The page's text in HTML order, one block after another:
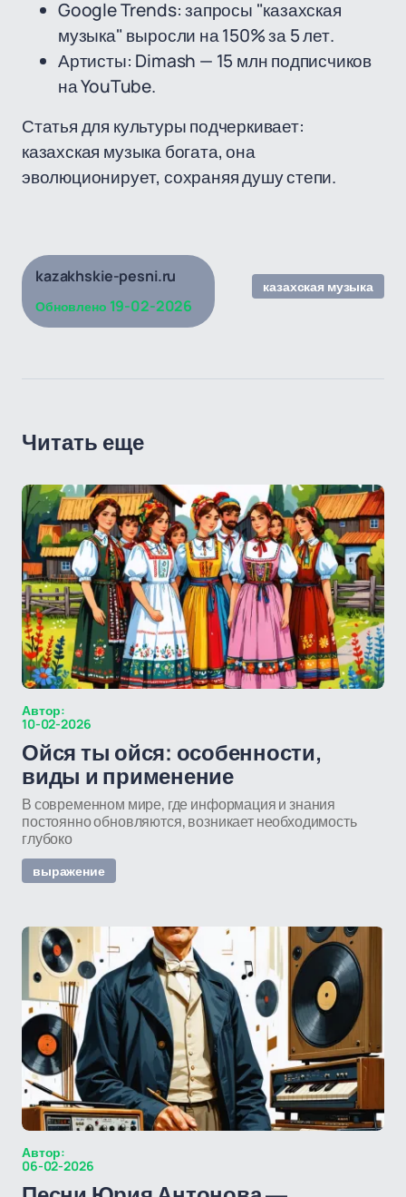
Google Trends: запросы "казахская
музыка" выросли на 150% за 5 лет.
Артисты: Dimash — 15 млн подписчиков
на YouTube.
Статья для культуры подчеркивает:
казахская музыка богата, она
эволюционирует, сохраняя душу степи.
kazakhskie-pesni.ru
Обновлено 19-02-2026
казахская музыка
Читать еще
Автор:
10-02-2026
Ойся ты ойся: особенности,
виды и применение
В современном мире, где информация и знания
постоянно обновляются, возникает необходимость
глубоко
выражение
Автор:
06-02-2026